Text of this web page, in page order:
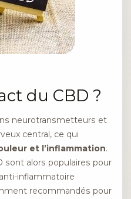
du CBD ?
neurotransmetteurs et
central, ce qui
et l’inflammation.
sont alors populaires pour
inflammatoire
recommandés pour